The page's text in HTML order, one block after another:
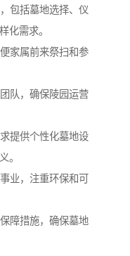
包括墓地选择、仪
化需求。
家属前来祭扫和参
队，确保陵园运营
提供个性化墓地设
。
业，注重环保和可
障措施，确保墓地